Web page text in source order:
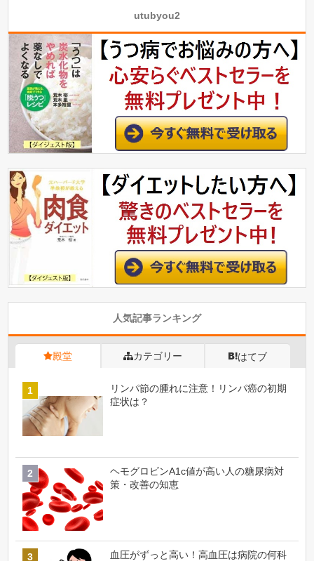
utubyou2
人気記事ランキング
殿堂 カテゴリー はてブ
リンパ節の腫れに注意！リンパ癌の初期
症状は？
ヘモグロビンA1c値が高い人の糖尿病対
策・改善の知恵
血圧がずっと高い！高血圧は病院の何科